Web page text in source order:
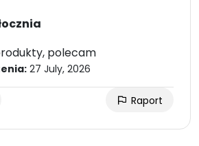
polecam
27 July, 2026
Raport